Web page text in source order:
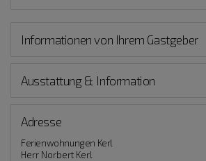
Informationen von Ihrem Gastgeber
Ausstattung & Information
Adresse
Ferienwohnungen Kerl
Herr Norbert Kerl